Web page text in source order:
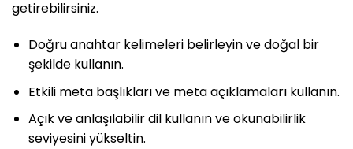
getirebilirsiniz.
Doğru anahtar kelimeleri belirleyin ve doğal bir
şekilde kullanın.
Etkili meta başlıkları ve meta açıklamaları kullanın.
Açık ve anlaşılabilir dil kullanın ve okunabilirlik
seviyesini yükseltin.